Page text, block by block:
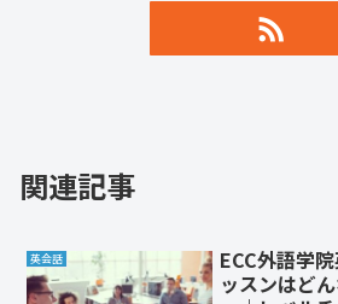
関連記事
英会話
ECC外語学
ッスンはど